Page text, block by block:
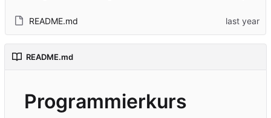
README.md
README.md
Programmierkurs